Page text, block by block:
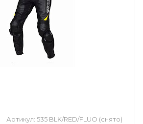
Артикул: 535 BLK/RED/FLUO (снято)